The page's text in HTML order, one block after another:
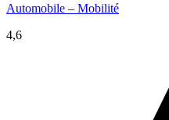
Automobile – Mobilité
4,6